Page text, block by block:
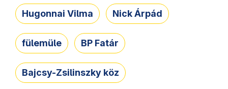
Hugonnai Vilma Nick Árpád
fülemüle BP Fatár
Bajcsy-Zsilinszky köz